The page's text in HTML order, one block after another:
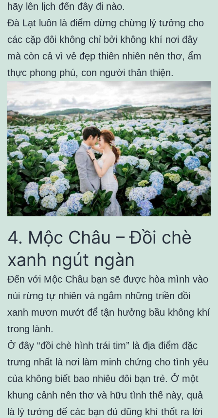
hãy lên lịch đến đây đi nào.
Đà Lạt luôn là điểm dừng chừng lý tưởng cho
các cặp đôi không chỉ bởi không khí nơi đây
mà còn cả vì vẻ đẹp thiên nhiên nên thơ, ẩm
thực phong phú, con người thân thiện.
4. Mộc Châu – Đồi chè
xanh ngút ngàn
Đến với Mộc Châu bạn sẽ được hòa mình vào
núi rừng tự nhiên và ngắm những triền đồi
xanh mươn mướt để tận hưởng bầu không khí
trong lành.
Ở đây “đồi chè hình trái tim” là địa điểm đặc
trưng nhất là nơi làm minh chứng cho tình yêu
của không biết bao nhiêu đôi bạn trẻ. Ở một
khung cảnh nên thơ và hữu tình thế này, quả
là lý tưởng để các bạn đủ dũng khí thốt ra lời